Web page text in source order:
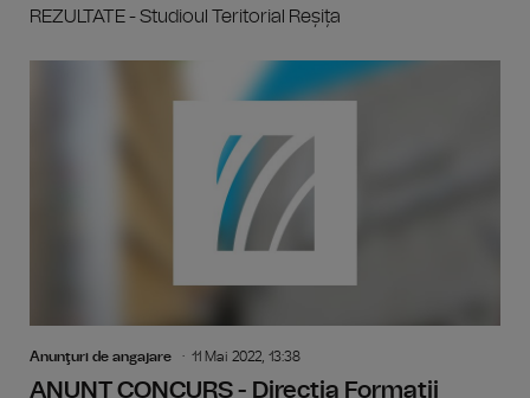
REZULTATE - Studioul Teritorial Reșița
Anunţuri de angajare 11 Mai 2022, 13:38
ANUNȚ CONCURS - Direcția Formații